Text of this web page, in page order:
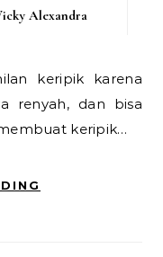
Alexandra
renyah, dan bisa
keripik…